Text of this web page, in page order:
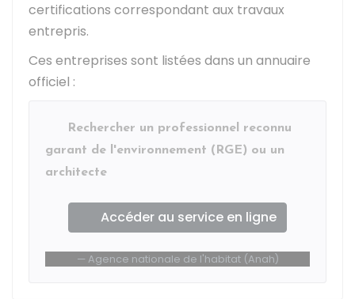
certifications correspondant aux travaux
entrepris.
Ces entreprises sont listées dans un annuaire
officiel :
Rechercher un professionnel reconnu
garant de l'environnement (RGE) ou un
architecte
Accéder au service en ligne
Agence nationale de l'habitat (Anah)